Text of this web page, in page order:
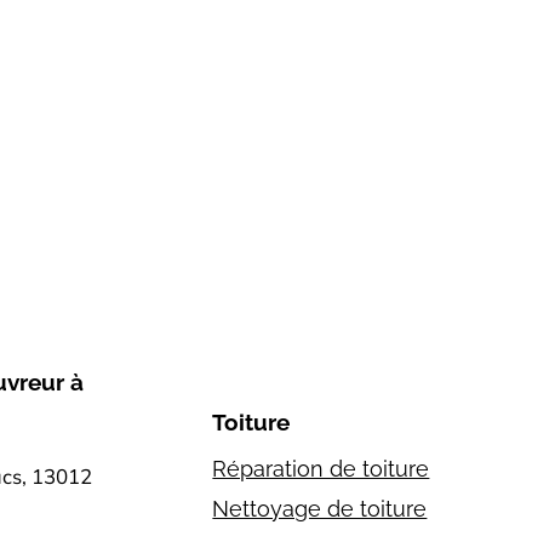
à
13012
Toiture
Réparation de toiture
Nettoyage de toiture